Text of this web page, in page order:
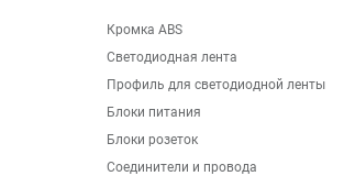
Кромка ABS
Светодиодная лента
Профиль для светодиодной ленты
Блоки питания
Блоки розеток
Соединители и провода